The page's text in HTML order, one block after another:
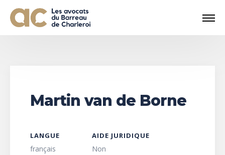
Martin van de Borne
LANGUE
français
AIDE JURIDIQUE
Non